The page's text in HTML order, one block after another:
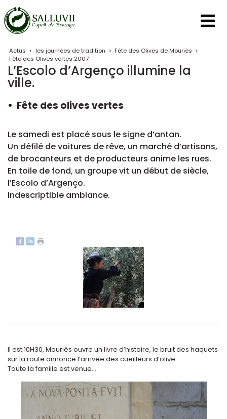
Panneau de gestion des cookies
Actus > les journées de tradition > Fête des Olives de Mouriès >
Fête des Olives vertes 2007
L’Escolo d’Argenço illumine la
ville.
Fête des olives vertes
Le samedi est placé sous le signe d’antan.
Un défilé de voitures de rêve, un marché d’artisans,
de brocanteurs et de producteurs anime les rues.
En toile de fond, un groupe vit un début de siècle,
l’Escolo d’Argenço.
Indescriptible ambiance.
Il est 10H30, Mouriès ouvre un livre d’histoire, le bruit des haquets
sur la route annonce l’arrivée des cueilleurs d’olive.
Toute la famille est venue...